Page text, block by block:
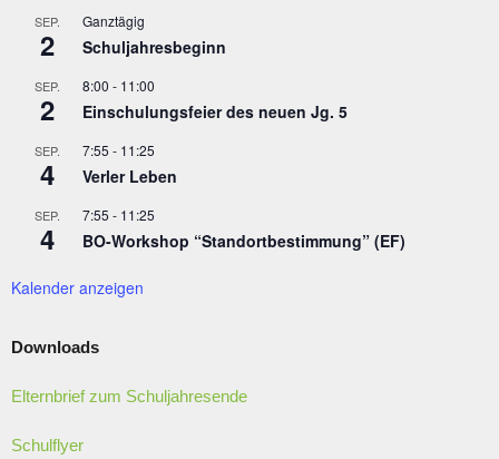
SEP.
2
Ganztägig
Schuljahresbeginn
SEP.
2
8:00 - 11:00
Einschulungsfeier des neuen Jg. 5
SEP.
4
7:55 - 11:25
Verler Leben
SEP.
4
7:55 - 11:25
BO-Workshop “Standortbestimmung” (EF)
Kalender anzeigen
Downloads
Elternbrief zum Schuljahresende
Schulflyer